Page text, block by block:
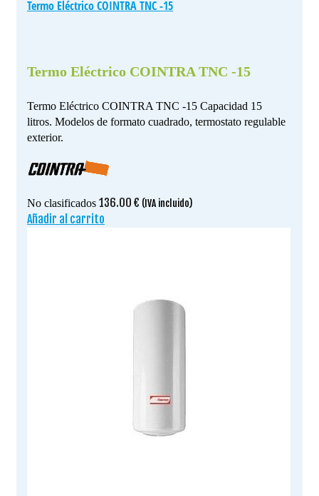
Termo Eléctrico COINTRA TNC -15
Termo Eléctrico COINTRA TNC -15
Termo Eléctrico COINTRA TNC -15 Capacidad 15
litros. Modelos de formato cuadrado, termostato regulable
exterior.
No clasificados 136.00 € (IVA incluido)
Añadir al carrito